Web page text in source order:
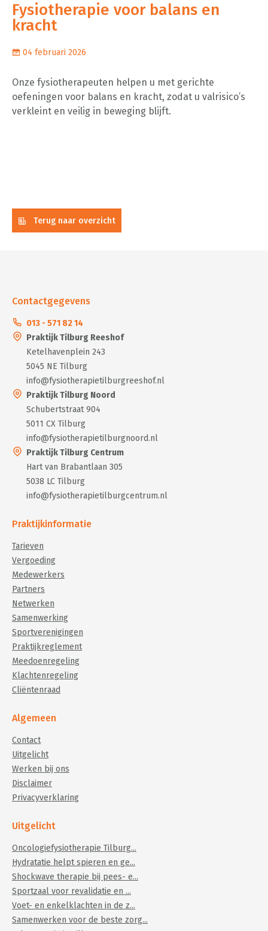
Fysiotherapie voor balans en
kracht
04 februari 2026
Onze fysiotherapeuten helpen u met gerichte
oefeningen voor balans en kracht, zodat u valrisico’s
verkleint en veilig in beweging blijft.
Terug naar overzicht
Contactgegevens
013 - 571 82 14
Praktijk Tilburg Reeshof
Ketelhavenplein 243
5045 NE Tilburg
info@fysiotherapietilburgreeshof.nl
Praktijk Tilburg Noord
Schubertstraat 904
5011 CX Tilburg
info@fysiotherapietilburgnoord.nl
Praktijk Tilburg Centrum
Hart van Brabantlaan 305
5038 LC Tilburg
info@fysiotherapietilburgcentrum.nl
Praktijkinformatie
Tarieven
Vergoeding
Medewerkers
Partners
Netwerken
Samenwerking
Sportverenigingen
Praktijkreglement
Meedoenregeling
Klachtenregeling
Cliëntenraad
Algemeen
Contact
Uitgelicht
Werken bij ons
Disclaimer
Privacyverklaring
Uitgelicht
Oncologiefysiotherapie Tilburg...
Hydratatie helpt spieren en ge...
Shockwave therapie bij pees- e...
Sportzaal voor revalidatie en ...
Voet- en enkelklachten in de z...
Samenwerken voor de beste zorg...